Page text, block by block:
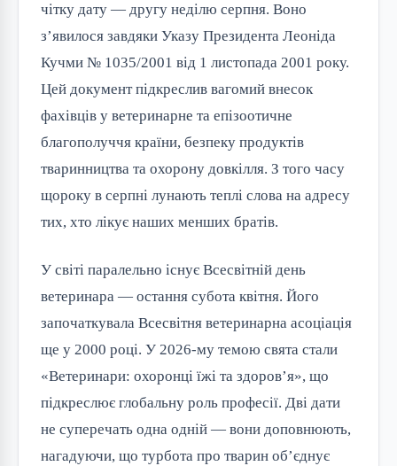
чітку дату — другу неділю серпня. Воно
з’явилося завдяки Указу Президента Леоніда
Кучми № 1035/2001 від 1 листопада 2001 року.
Цей документ підкреслив вагомий внесок
фахівців у ветеринарне та епізоотичне
благополуччя країни, безпеку продуктів
тваринництва та охорону довкілля. З того часу
щороку в серпні лунають теплі слова на адресу
тих, хто лікує наших менших братів.
У світі паралельно існує Всесвітній день
ветеринара — остання субота квітня. Його
започаткувала Всесвітня ветеринарна асоціація
ще у 2000 році. У 2026-му темою свята стали
«Ветеринари: охоронці їжі та здоров’я», що
підкреслює глобальну роль професії. Дві дати
не суперечать одна одній — вони доповнюють,
нагадуючи, що турбота про тварин об’єднує